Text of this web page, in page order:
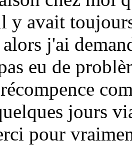
y avait
j'ai
eu de
jours
pour